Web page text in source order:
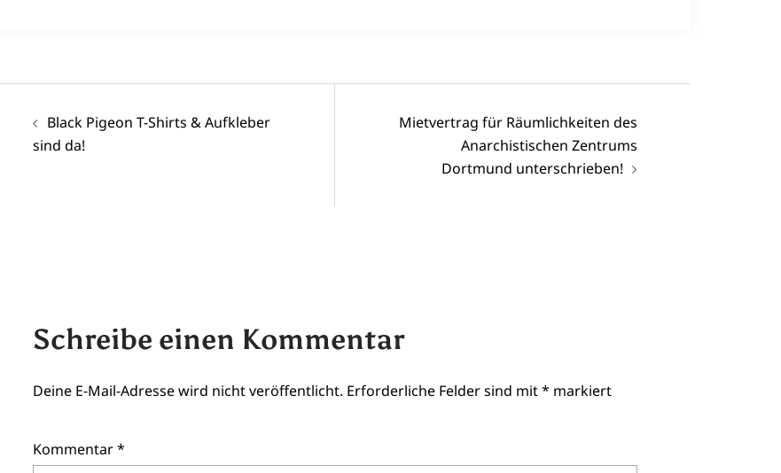
Beitragsnavigation
Black Pigeon T-Shirts & Aufkleber
sind da!
Mietvertrag für Räumlichkeiten des
Anarchistischen Zentrums
Dortmund unterschrieben!
Schreibe einen Kommentar
Deine E-Mail-Adresse wird nicht veröffentlicht. Erforderliche Felder sind mit* markiert
Kommentar*